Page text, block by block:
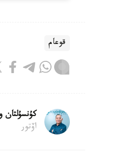
قوعام
كۇنسۇلتان
اۆتور